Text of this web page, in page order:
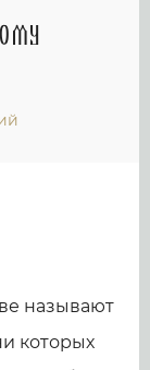
называют
которых